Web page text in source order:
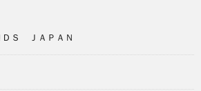
Ｓ ＪＡＰＡＮ